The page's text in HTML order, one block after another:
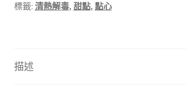
數
標籤: 清熱解毒, 甜點, 點心
描述